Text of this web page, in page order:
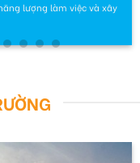
lượng làm việc và xây